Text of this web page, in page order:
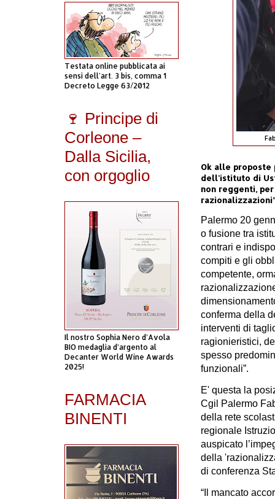
Ok alle proposte
dell'istituto di
non reggenti,
Palermo 20
o fusione tra
contrari e
compiti e gli
competente,
conferma della
interventi di
ragionieristici,
spesso
funzionali”.
E' questa la
Cgil Palermo
della rete
regionale
auspicato
della
di conferenza
“Il mancato
Testata online pubblicata ai
sensi dell'art. 3 bis, comma 1
Decreto Legge 63/2012
🍷 Principe di
Corleone –
Dalla Sicilia,
con orgoglio
Il nostro Sophia Nero d’Avola
BIO medaglia d’argento al
Decanter World Wine Awards
2025!
FARMACIA
BINENTI